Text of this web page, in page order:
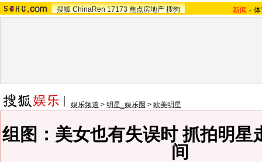
搜狐 ChinaRen 17173 焦点房地产 搜狗 新闻 -
娱乐频道 > 明星_娱乐圈 > 欧美明星
组图：美女也有失误时 抓拍明星
间